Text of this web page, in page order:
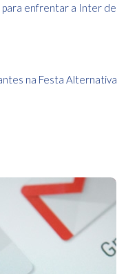
enfrentar a Inter de
na Festa Alternativa